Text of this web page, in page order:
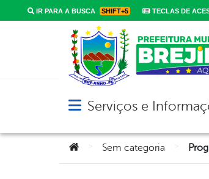
IR PARA A BUSCA SHIFT+5 TECLAS DE
Abrir menu principal de
Serviços e
Você está aqui:Sem categoria